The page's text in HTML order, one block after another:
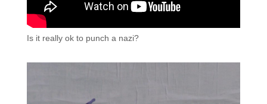
Is it really ok to punch a nazi?